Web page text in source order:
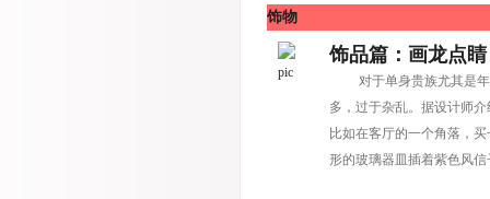
饰物
饰品篇：画龙点
对于单身贵族尤其是年
多，过于杂乱。据设计师
比如在客厅的一个角落，
形的玻璃器皿插着紫色风